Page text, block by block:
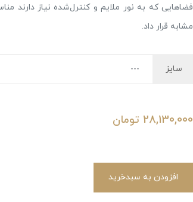
فضاهایی که به نور ملایم و کنترل‌شده نیاز دارند
مشابه قرار داد.
سایز
28,130,000 تومان
افزودن به سبدخرید